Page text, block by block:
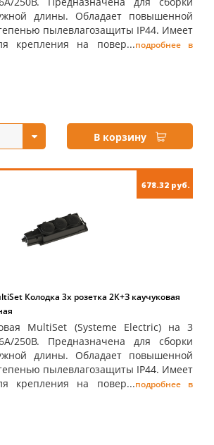
длины. Обладает повышенной
пылевлагозащиты IP44. Имеет
крепления на повер...подробнее в
В корзину
678.32 руб.
Колодка 3х розетка 2К+З каучуковая
MultiSet (Systeme Electric) на 3
250В. Предназначена для сборки
длины. Обладает повышенной
пылевлагозащиты IP44. Имеет
крепления на повер...подробнее в